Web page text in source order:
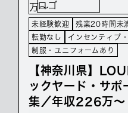
未経験歓迎 残業20時間未
転勤なし
インセンティブ
制服・ユニフォームあり
【神奈川県】
ックヤード・サポ
集／年収226万～